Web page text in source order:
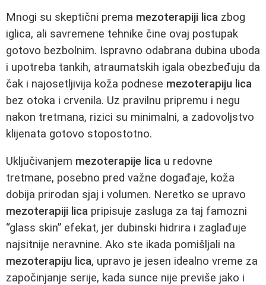
Mnogi su skeptični prema mezoterapiji lica zbog
iglica, ali savremene tehnike čine ovaj postupak
gotovo bezbolnim. Ispravno odabrana dubina uboda
i upotreba tankih, atraumatskih igala obezbeđuju da
čak i najosetljivija koža podnese mezoterapiju lica
bez otoka i crvenila. Uz pravilnu pripremu i negu
nakon tretmana, rizici su minimalni, a zadovoljstvo
klijenata gotovo stopostotno.
Uključivanjem mezoterapije lica u redovne
tretmane, posebno pred važne događaje, koža
dobija prirodan sjaj i volumen. Neretko se upravo
mezoterapiji lica pripisuje zasluga za taj famozni
“glass skin” efekat, jer dubinski hidrira i zaglađuje
najsitnije neravnine. Ako ste ikada pomišljali na
mezoterapiju lica, upravo je jesen idealno vreme za
započinjanje serije, kada sunce nije previše jako i